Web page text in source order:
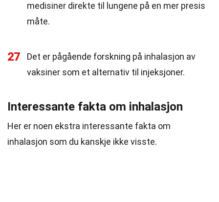
medisiner direkte til lungene på en mer presis
måte.
27
Det er pågående forskning på inhalasjon av
vaksiner som et alternativ til injeksjoner.
Interessante fakta om inhalasjon
Her er noen ekstra interessante fakta om
inhalasjon som du kanskje ikke visste.